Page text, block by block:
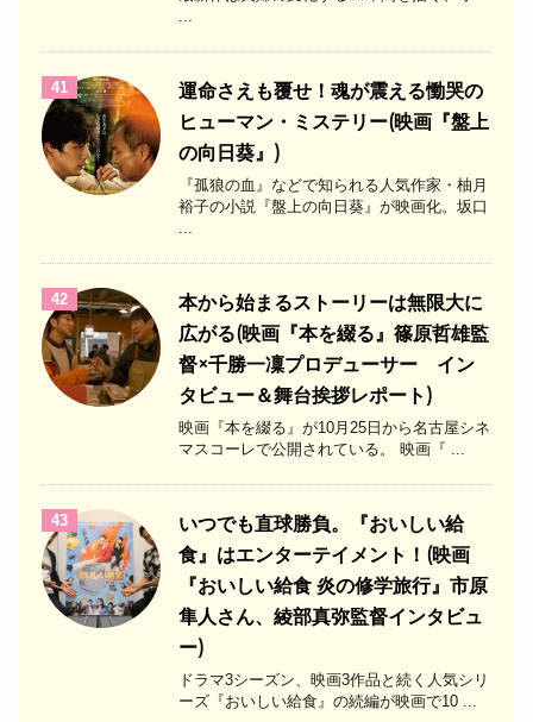
41
運命さえも覆せ！魂が震える慟哭の
ヒューマン・ミステリー(映画『盤上
の向日葵』)
『孤狼の血』などで知られる人気作家・柚月
裕子の小説『盤上の向日葵』が映画化。坂口
42
本から始まるストーリーは無限大に
広がる(映画『本を綴る』篠原哲雄監
督×千勝一凜プロデューサー イン
タビュー＆舞台挨拶レポート)
映画『本を綴る』が10月25日から名古屋シネ
マスコーレで公開されている。 映画『 ...
43
いつでも直球勝負。『おいしい給
食』はエンターテイメント！(映画
『おいしい給食 炎の修学旅行』市原
隼人さん、綾部真弥監督インタビュ
ー)
ドラマ3シーズン、映画3作品と続く人気シリ
ーズ『おいしい給食』の続編が映画で10 ...